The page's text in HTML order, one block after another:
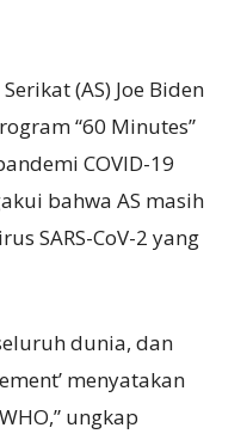
(AS) Joe Biden
“60 Minutes”
COVID-19
bahwa AS masih
SARS-CoV-2 yang
dunia, dan
menyatakan
ungkap